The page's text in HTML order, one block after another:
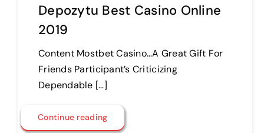
Depozytu Best Casino Online
2019
Content Mostbet Casino…A Great Gift For
Friends Participant’s Criticizing
Dependable […]
Continue reading